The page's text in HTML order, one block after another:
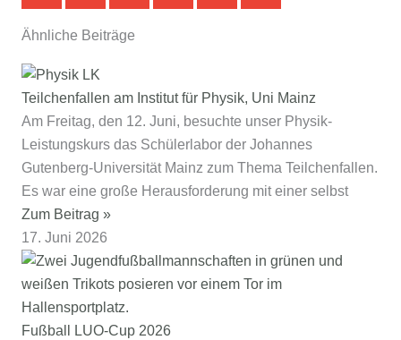
Ähnliche Beiträge
Teilchenfallen am Institut für Physik, Uni Mainz
Am Freitag, den 12. Juni, besuchte unser Physik-
Leistungskurs das Schülerlabor der Johannes
Gutenberg‑Universität Mainz zum Thema Teilchenfallen.
Es war eine große Herausforderung mit einer selbst
Zum Beitrag »
17. Juni 2026
Fußball LUO-Cup 2026